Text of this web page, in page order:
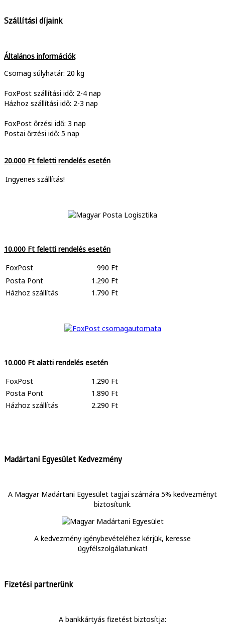
Szállítási díjaink
Általános információk
Csomag súlyhatár: 20 kg
FoxPost szállítási idő: 2-4 nap
Házhoz szállítási idő: 2-3 nap
FoxPost őrzési idő: 3 nap
Postai őrzési idő: 5 nap
20.000 Ft feletti rendelés esetén
Ingyenes szállítás!
10.000 Ft feletti rendelés esetén
FoxPost
990 Ft
Posta Pont
1.290 Ft
Házhoz szállítás
1.790 Ft
10.000 Ft alatti rendelés esetén
FoxPost
1.290 Ft
Posta Pont
1.890 Ft
Házhoz szállítás
2.290 Ft
Madártani Egyesület Kedvezmény
A Magyar Madártani Egyesület tagjai számára 5% kedvezményt
biztosítunk.
A kedvezmény igénybevételéhez kérjük, keresse
ügyfélszolgálatunkat!
Fizetési partnerünk
A bankkártyás fizetést biztosítja: